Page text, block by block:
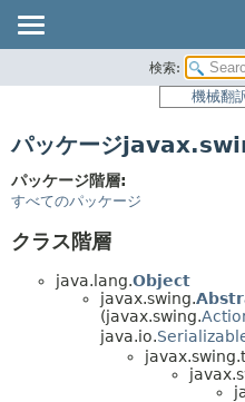
パッケージ
クラス
使用
階層ツリー
プレビュー
検索:
機械翻
パッケージ
パッケージ階層:
すべてのパッケージ
クラス階層
java.lang.Object
javax.swing.
(javax.swing.
java.io.